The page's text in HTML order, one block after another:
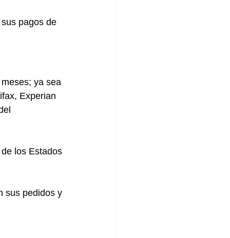
pagos de
ya sea
Experian
los Estados
sus pedidos y